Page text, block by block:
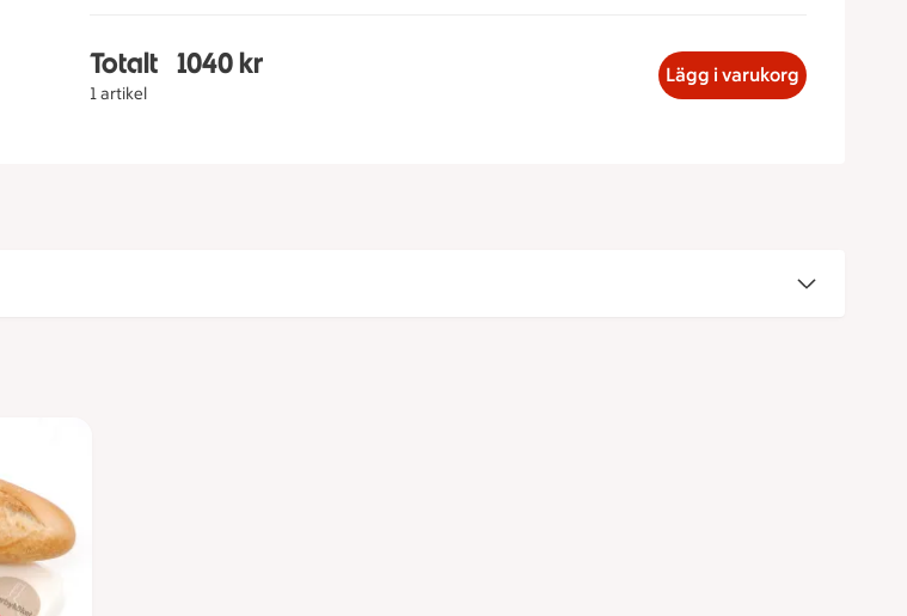
Totalt
1 artikel
Totalt 1 stycken Skaldjurslåda för 2, 1040 kronor
1040 kr Lägg i varukorg